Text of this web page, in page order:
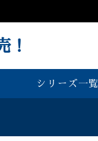
！
シリーズ一覧